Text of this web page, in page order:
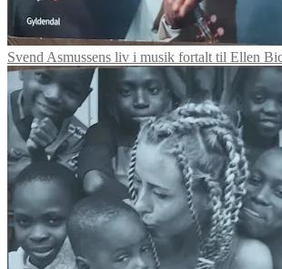
Svend Asmussens liv i musik fortalt til Ellen